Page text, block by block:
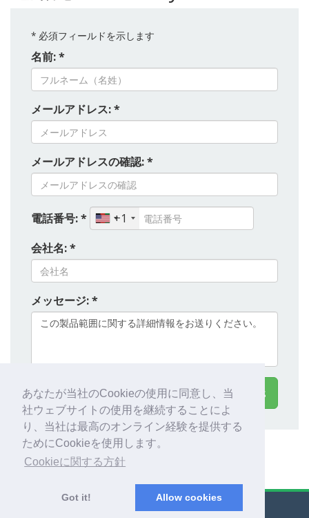
あなたが当社のCookieの使用に同意し、当
社ウェブサイトの使用を継続することによ
り、当社は最高のオンライン経験を提供する
ためにCookieを使用します。
Cookieに関する方針
Got it! Allow cookies
* 必須フィールドを示します
名前: *
メールアドレス: *
メールアドレスの確認: *
電話番号: *
+1
会社名: *
メッセージ: *
連絡先 Galleon Systems
© Export Worldwide 2026